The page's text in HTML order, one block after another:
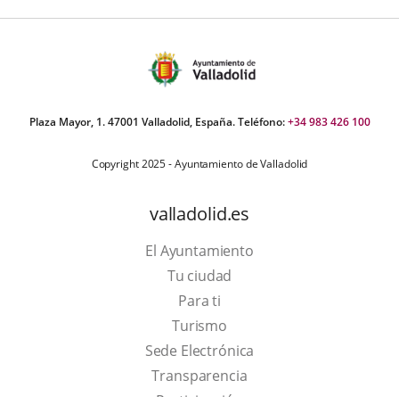
Plaza Mayor, 1. 47001 Valladolid, España. Teléfono:+34 983 426 100
Copyright 2025 - Ayuntamiento de Valladolid
valladolid.es
El Ayuntamiento
Tu ciudad
Para ti
TurismoThis
link
will
Sede Electrónica
Transparencia